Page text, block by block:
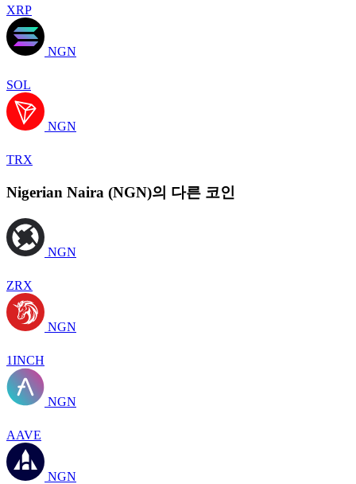
XRP
NGN
SOL
NGN
TRX
Nigerian Naira (NGN)의 다른 코인
NGN
ZRX
NGN
1INCH
NGN
AAVE
NGN